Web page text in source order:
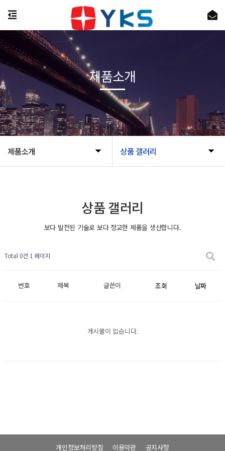
제품소개 상품 갤러리
제품소개
상품 갤러리
보다 발전된 기술로 보다 정교한 제품을 생산합니다.
Total 0건 1 페이지
번호 제목 글쓴이 조회 날짜
게시물이 없습니다.
개인정보처리방침 이용약관 공지사항